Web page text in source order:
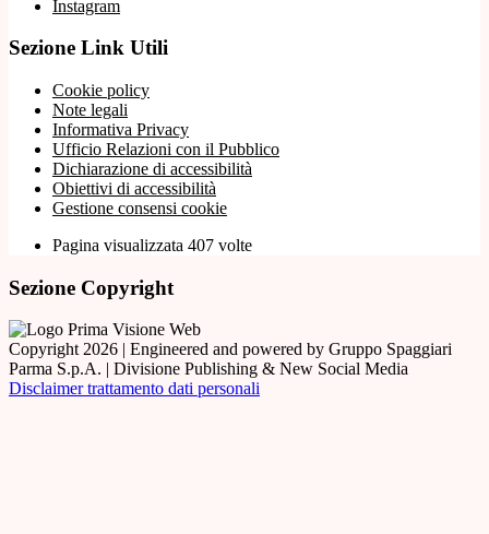
Instagram
Sezione Link Utili
Cookie policy
Note legali
Informativa Privacy
Ufficio Relazioni con il Pubblico
Dichiarazione di accessibilità
Obiettivi di accessibilità
Gestione consensi cookie
Pagina visualizzata 407 volte
Sezione Copyright
Copyright 2026 | Engineered and powered by Gruppo Spaggiari
Parma S.p.A. | Divisione Publishing & New Social Media
Disclaimer trattamento dati personali